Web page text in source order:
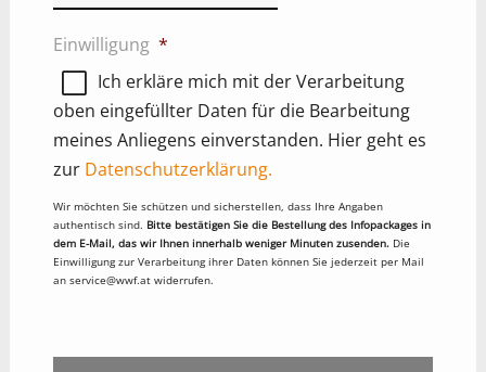
Punkt
MM
Punkt
JJJJ
Einwilligung *
Ich erkläre mich mit der Verarbeitung
oben eingefüllter Daten für die Bearbeitung
meines Anliegens einverstanden. Hier geht es
zur Datenschutzerklärung.
Wir möchten Sie schützen und sicherstellen, dass Ihre Angaben
authentisch sind. Bitte bestätigen Sie die Bestellung des Infopackages in
dem E-Mail, das wir Ihnen innerhalb weniger Minuten zusenden.Die
Einwilligung zur Verarbeitung ihrer Daten können Sie jederzeit per Mail
an service@wwf.at widerrufen.